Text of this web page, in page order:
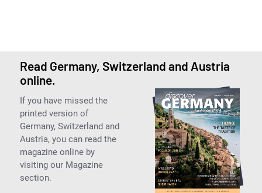
Read Germany, Switzerland and Austria
online.
If you have missed the
printed version of
Germany, Switzerland and
Austria, you can read the
magazine online by
visiting our Magazine
section.